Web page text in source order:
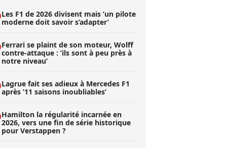
Les F1 de 2026 divisent mais ’un pilote
moderne doit savoir s’adapter’
Ferrari se plaint de son moteur, Wolff
contre-attaque : ’ils sont à peu près à
notre niveau’
Lagrue fait ses adieux à Mercedes F1
après ’11 saisons inoubliables’
Hamilton la régularité incarnée en
2026, vers une fin de série historique
pour Verstappen ?